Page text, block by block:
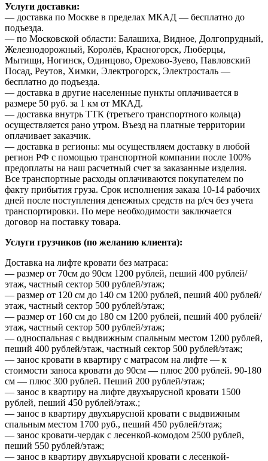
Услуги доставки:
— доставка по Москве в пределах МКАД — бесплатно до
подъезда.
— по Московской области: Балашиха, Видное, Долгопрудный,
Железнодорожный, Королёв, Красногорск, Люберцы,
Мытищи, Ногинск, Одинцово, Орехово-Зуево, Павловский
Посад, Реутов, Химки, Электрогорск, Электросталь —
бесплатно до подъезда.
— доставка в другие населенные пункты оплачивается в
размере 50 руб. за 1 км от МКАД.
— доставка внутрь ТТК (третьего транспортного кольца)
осуществляется рано утром. Въезд на платные территории
оплачивает заказчик.
— доставка в регионы: мы осуществляем доставку в любой
регион РФ с помощью транспортной компании после 100%
предоплаты на наш расчетный счет за заказанные изделия.
Все транспортные расходы оплачиваются покупателем по
факту прибытия груза. Срок исполнения заказа 10-14 рабочих
дней после поступления денежных средств на р/сч без учета
транспортировки. По мере необходимости заключается
договор на поставку товара.
Услуги грузчиков (по желанию клиента):
Доставка на лифте кровати без матраса:
— размер от 70см до 90см 1200 рублей, пеший 400 рублей/
этаж, частный сектор 500 рублей/этаж;
— размер от 120 см до 140 см 1200 рублей, пеший 400 рублей/
этаж, частный сектор 500 рублей/этаж;
— размер от 160 см до 180 см 1200 рублей, пеший 400 рублей/
этаж, частный сектор 500 рублей/этаж;
— односпальная с выдвижным спальным местом 1200 рублей,
пеший 400 рублей/этаж, частный сектор 500 рублей/этаж;
— занос кровати в квартиру с матрасом на лифте — к
стоимости заноса кровати до 90см — плюс 200 рублей. 90-180
см — плюс 300 рублей. Пеший 200 рублей/этаж;
— занос в квартиру на лифте двухъярусной кровати 1500
рублей, пеший 450 рублей/этаж.;
— занос в квартиру двухъярусной кровати с выдвижным
спальным местом 1700 руб., пеший 450 рублей/этаж;
— занос кровати-чердак с лесенкой-комодом 2500 рублей,
пеший 550 рублей/этаж;
— занос в квартиру двухъярусной кровати с лесенкой-